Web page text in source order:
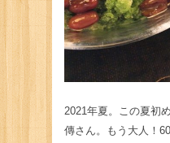
2021年夏。この夏初
傳さん。もう大人！